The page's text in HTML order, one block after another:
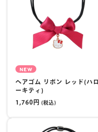
NEW
ヘアゴム リボン レッド(ハロ
ーキティ)
1,760円 (税込)